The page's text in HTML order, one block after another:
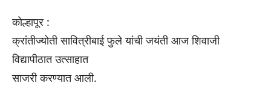
कोल्हापूर :
क्रांतीज्योती सावित्रीबाई फुले यांची जयंती आज शिवाजी
विद्यापीठात उत्साहात
साजरी करण्यात आली.